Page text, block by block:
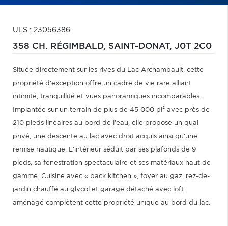
ULS : 23056386
358 CH. RÉGIMBALD, SAINT-DONAT, J0T 2C0
Située directement sur les rives du Lac Archambault, cette
propriété d'exception offre un cadre de vie rare alliant
intimité, tranquillité et vues panoramiques incomparables.
Implantée sur un terrain de plus de 45 000 pi² avec près de
210 pieds linéaires au bord de l'eau, elle propose un quai
privé, une descente au lac avec droit acquis ainsi qu'une
remise nautique. L'intérieur séduit par ses plafonds de 9
pieds, sa fenestration spectaculaire et ses matériaux haut de
gamme. Cuisine avec « back kitchen », foyer au gaz, rez-de-
jardin chauffé au glycol et garage détaché avec loft
aménagé complètent cette propriété unique au bord du lac.